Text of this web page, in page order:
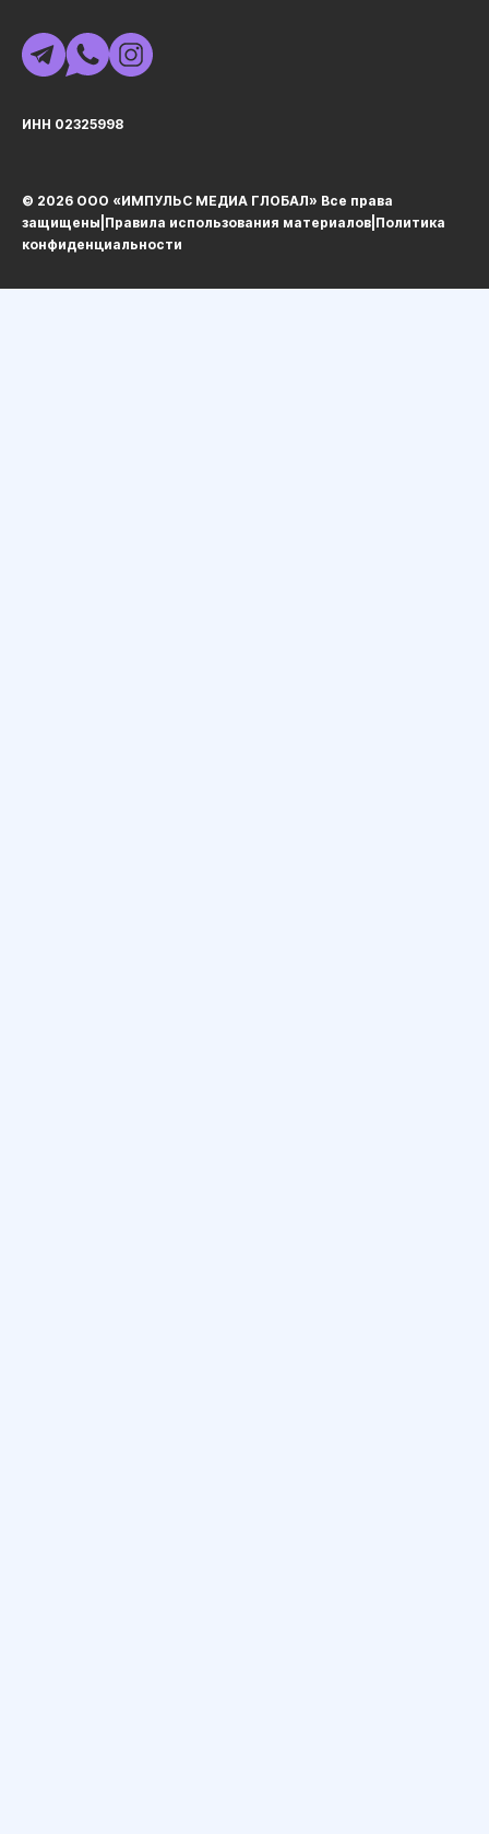
ИНН 02325998
© 2026 ООО «ИМПУЛЬС МЕДИА ГЛОБАЛ» Все права
защищеныㅤ|ㅤ Правила использования материалов Политика
конфиденциальности